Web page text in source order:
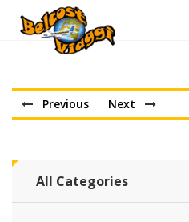
Previous Next
All Categories